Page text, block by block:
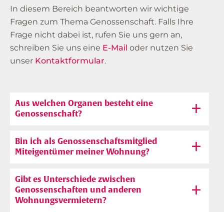
In diesem Bereich beantworten wir wichtige
Fragen zum Thema Genossenschaft. Falls Ihre
Frage nicht dabei ist, rufen Sie uns gern an,
schreiben Sie uns eine E-Mail oder nutzen Sie
unser Kontaktformular.
Aus welchen Organen besteht eine
Genossenschaft?
Wichtigstes Organ der Genossenschaft ist die
Mitgliederversammlung, die in der Regel
Mitglied eine Stimme. Die
Mitgliederversammlung wählt die Mitglieder
des Aufsichtsrats. Der wiederum bestellt den
Bin ich als Genossenschaftsmitglied
Miteigentümer meiner Wohnung?
Nein. Man hat zwar als
Genossenschaftsmitglied eine
eigentumsähnliche Sicherheit, aber das
Gibt es Unterschiede zwischen
Genossenschaften und anderen
Wohnungsvermietern?